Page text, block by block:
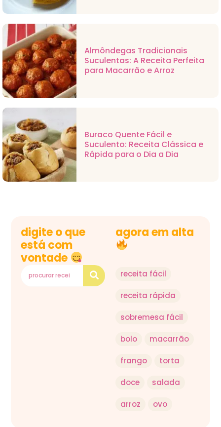
Almôndegas Tradicionais
Suculentas: A Receita Perfeita
para Macarrão e Arroz
Buraco Quente Fácil e
Suculento: Receita Clássica e
Rápida para o Dia a Dia
digite o que
está com
vontade
agora em alta
receita fácil
receita rápida
sobremesa fácil
bolo macarrão
frango torta
doce salada
arroz ovo